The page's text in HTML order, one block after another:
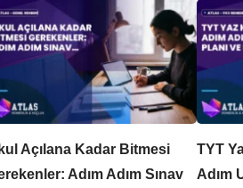
Açılana Kadar Bitmesi
Adım Adım Sınav
TYT
Adım